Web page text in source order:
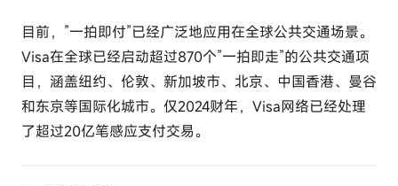
目前，”一拍即付”已经广泛地应用在全球公共交通场景。
Visa在全球已经启动超过870个”一拍即走”的公共交通项
目，涵盖纽约、伦敦、新加坡市、北京、中国香港、曼谷
和东京等国际化城市。仅2024财年，Visa网络已经处理
了超过20亿笔感应支付交易。